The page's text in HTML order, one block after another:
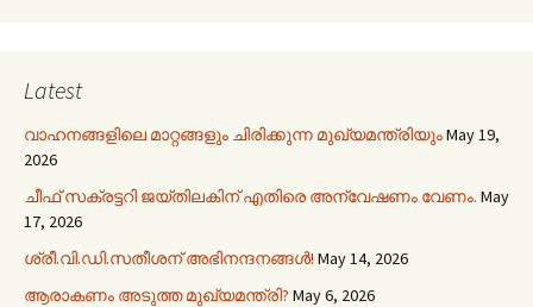
Latest
വാഹനങ്ങളിലെ മാറ്റങ്ങളും ചിരിക്കുന്ന മുഖ്യമന്ത്രിയുംMay 19,
2026
ചീഫ് സക്രട്ടറി ജയ്തിലകിന് എതിരെ അന്വേഷണം വേണം. May
17, 2026
ശ്രീ.വി.ഡി.സതീശന് അഭിനന്ദനങ്ങൾ! May 14, 2026
ആരാകണം അടുത്ത മുഖ്യമന്ത്രി? May 6, 2026